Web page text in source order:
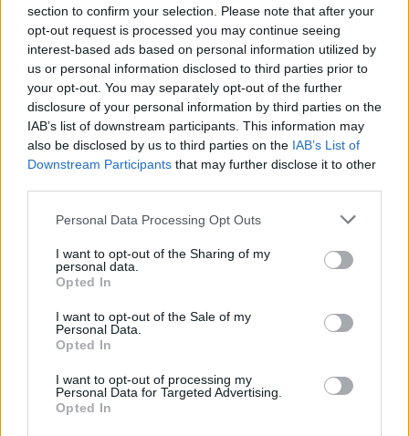
section to confirm your selection. Please note that after your
opt-out request is processed you may continue seeing
interest-based ads based on personal information utilized by
us or personal information disclosed to third parties prior to
your opt-out. You may separately opt-out of the further
disclosure of your personal information by third parties on the
IAB’s list of downstream participants. This information may
also be disclosed by us to third parties on the IAB’s List of
Downstream Participants that may further disclose it to other
Personal Data Processing Opt Outs
I want to opt-out of the Sharing of my
personal data.
Opted In
I want to opt-out of the Sale of my
Personal Data.
Opted In
I want to opt-out of processing my
Personal Data for Targeted Advertising.
Opted In
TýmyUltraJumpvás také uvítají na narozeninách a
soukromých akcích, jako jsou rozlučky se svobodou,
firemní semináře nebo firemní vánoční stromky.
Praktické informace:
Je nutné nosit protiskluzové ponožky. Pokud žádné
nemáte, budete si muset pár koupit na místě.
Otevřeno během školních prázdnin od pondělí do
pátku od 13 do 21 hodin a o víkendech od 10 do 20